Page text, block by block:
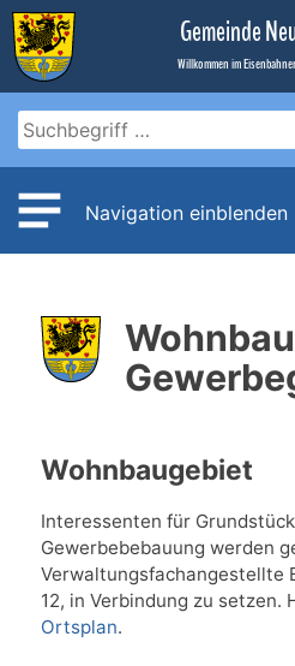
Zum
Inhalt
Gemeinde
Willkommen im
Navigation einblenden
Wohnbaugebiet
Interessenten für
Gewerbebebauung werden
Verwaltungsfachangestellte
12, in Verbindung zu setzen.
Ortsplan.